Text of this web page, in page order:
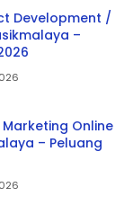
Development /
–
Online
– Peluang